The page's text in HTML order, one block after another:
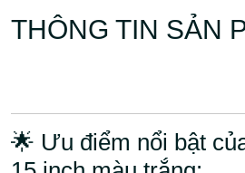
THÔNG TIN SẢN
🌟 Ưu điểm nổi bật